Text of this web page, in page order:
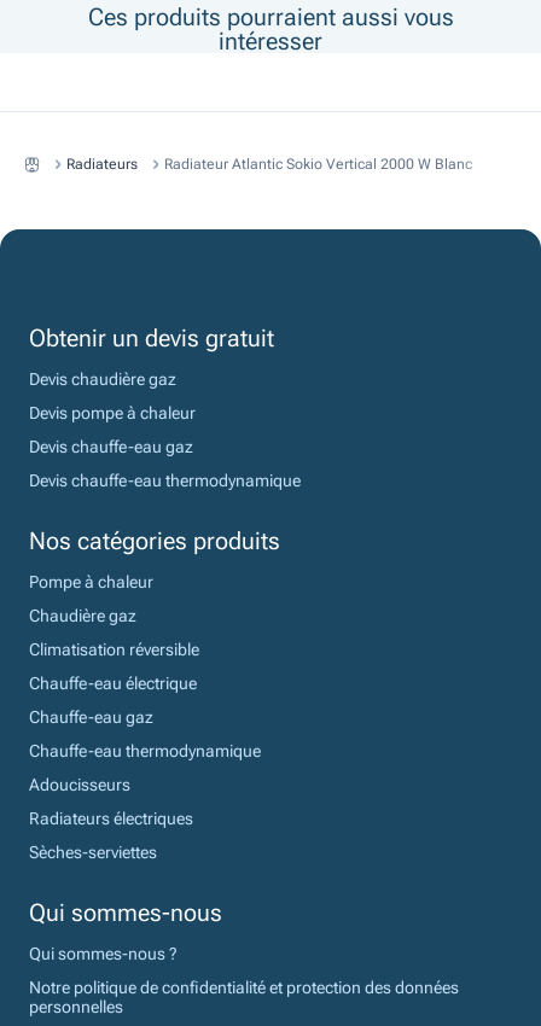
Ces produits pourraient aussi vous
intéresser
Radiateurs Radiateur Atlantic Sokio Vertical 2000 W Blanc
Obtenir un devis gratuit
Devis chaudière gaz
Devis pompe à chaleur
Devis chauffe-eau gaz
Devis chauffe-eau thermodynamique
Nos catégories produits
Pompe à chaleur
Chaudière gaz
Climatisation réversible
Chauffe-eau électrique
Chauffe-eau gaz
Chauffe-eau thermodynamique
Adoucisseurs
Radiateurs électriques
Sèches-serviettes
Qui sommes-nous
Qui sommes-nous ?
Notre politique de confidentialité et protection des données
personnelles